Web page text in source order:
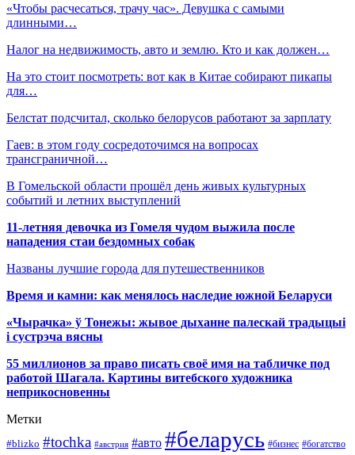
«Чтобы расчесаться, трачу час». Девушка с самыми
длинными…
Налог на недвижимость, авто и землю. Кто и как должен…
На это стоит посмотреть: вот как в Китае собирают пикапы
для…
Белстат подсчитал, сколько белорусов работают за зарплату
Гаев: в этом году сосредоточимся на вопросах
трансграничной…
В Гомельской области прошёл день живых культурных
событий и летних выступлений
11-летняя девочка из Гомеля чудом выжила после
нападения стаи бездомных собак
Названы лучшие города для путешественников
Время и камни: как менялось наследие южной Беларуси
«Чырачка» ў Тонежы: жывое дыханне палескай традыцыі
і сустрэча вясны
55 миллионов за право писать своё имя на табличке под
работой Шагала. Картины витебского художника
неприкосновенны
Метки
#blizko #tochka #австрия #авто #беларусь #бизнес #богатство